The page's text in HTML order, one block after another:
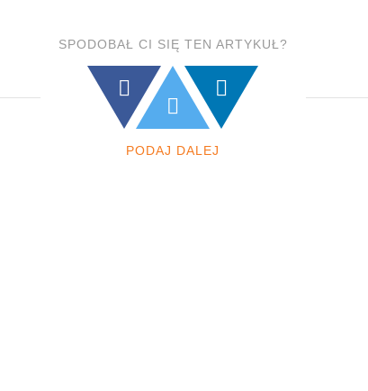
SPODOBAŁ CI SIĘ TEN ARTYKUŁ?
PODAJ DALEJ